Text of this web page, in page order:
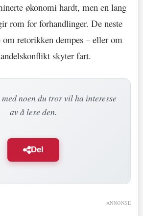
økonomi hardt, men en lang
rom for forhandlinger. De neste
retorikken dempes – eller om
skyter fart.
noen du tror vil ha interesse
av å lese den.
Del
ANNONSE